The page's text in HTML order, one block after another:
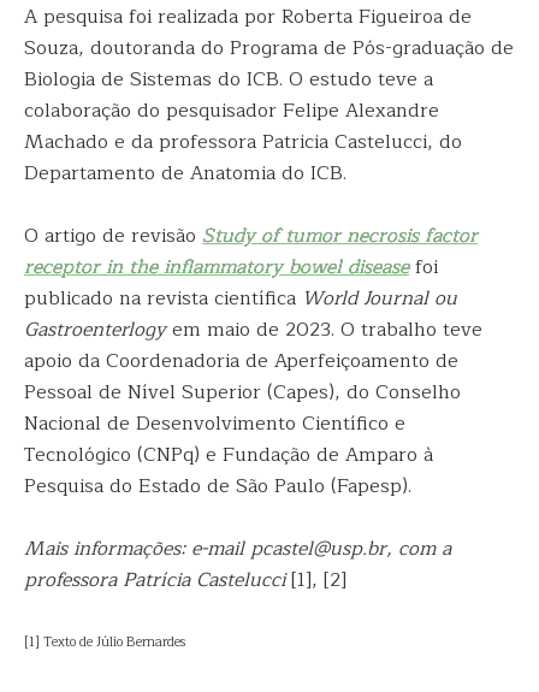
A pesquisa foi realizada por Roberta Figueiroa de
Souza, doutoranda do Programa de Pós-graduação de
Biologia de Sistemas do ICB. O estudo teve a
colaboração do pesquisador Felipe Alexandre
Machado e da professora Patricia Castelucci, do
Departamento de Anatomia do ICB.
O artigo de revisão Study of tumor necrosis factor
receptor in the inflammatory bowel diseasefoi
publicado na revista científica World Journal ou
Gastroenterlogyem maio de 2023. O trabalho teve
apoio da Coordenadoria de Aperfeiçoamento de
Pessoal de Nível Superior (Capes), do Conselho
Nacional de Desenvolvimento Científico e
Tecnológico (CNPq) e Fundação de Amparo à
Pesquisa do Estado de São Paulo (Fapesp).
Mais informações: e-mail pcastel@usp.br, com a
professora Patrícia Castelucci[1], [2]
[1] Texto de Júlio Bernardes